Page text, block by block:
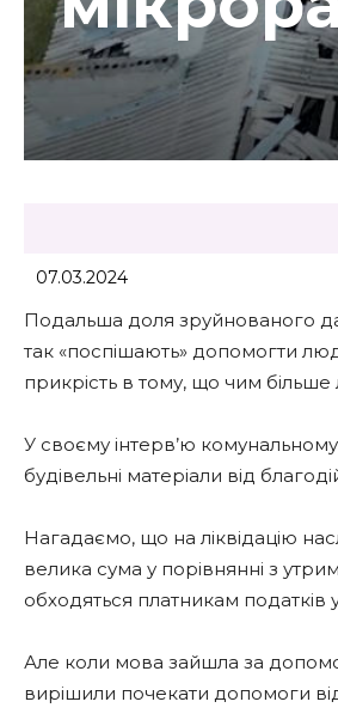
07.03.2024
Подальша доля зруйнованого
так «поспішають» допомогти
прикрість в тому, що чим
У своєму інтерв’ю
будівельні матеріали від
Нагадаємо, що на ліквідацію
велика сума у порівнянні з
обходяться платникам податків
Але коли мова зайшла за
вирішили почекати допомоги